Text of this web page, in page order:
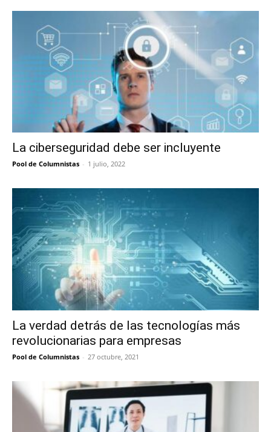
La ciberseguridad debe ser incluyente
Pool de Columnistas - 1 julio, 2022
La verdad detrás de las tecnologías más
revolucionarias para empresas
Pool de Columnistas - 27 octubre, 2021